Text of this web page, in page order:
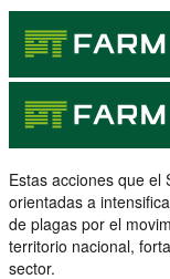
Estas acciones que el
orientadas a
de plagas por el
territorio nacional,
sector.